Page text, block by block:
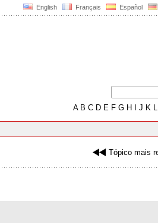
English Français Español
AB C D E F G H J K L
Tópico mais